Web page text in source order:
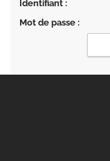
Identifiant :
Mot de passe :